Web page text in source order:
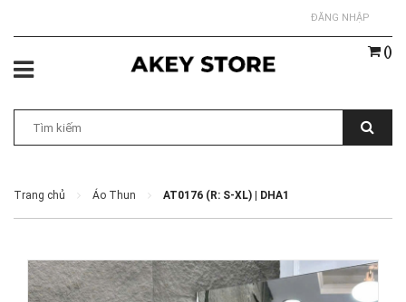
ĐĂNG NHẬP
()
Trang chủ Áo Thun AT0176 (R: S-XL) | DHA1